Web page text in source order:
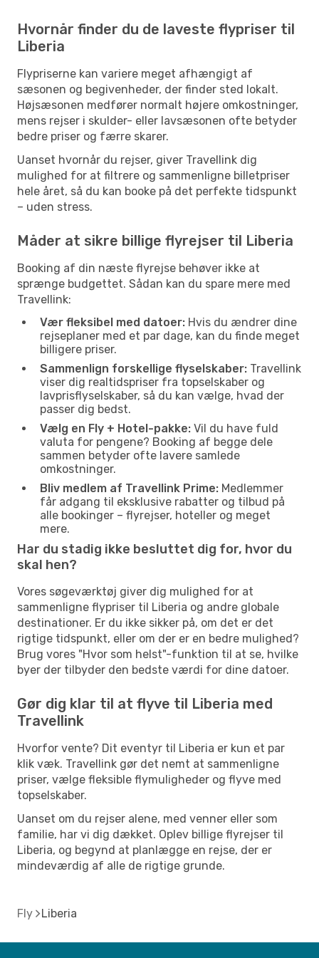
Hvornår finder du de laveste flypriser til
Liberia
Flypriserne kan variere meget afhængigt af
sæsonen og begivenheder, der finder sted lokalt.
Højsæsonen medfører normalt højere omkostninger,
mens rejser i skulder- eller lavsæsonen ofte betyder
bedre priser og færre skarer.
Uanset hvornår du rejser, giver Travellink dig
mulighed for at filtrere og sammenligne billetpriser
hele året, så du kan booke på det perfekte tidspunkt
– uden stress.
Måder at sikre billige flyrejser til Liberia
Booking af din næste flyrejse behøver ikke at
sprænge budgettet. Sådan kan du spare mere med
Travellink:
Vær fleksibel med datoer: Hvis du ændrer dine
rejseplaner med et par dage, kan du finde meget
billigere priser.
Sammenlign forskellige flyselskaber: Travellink
viser dig realtidspriser fra topselskaber og
lavprisflyselskaber, så du kan vælge, hvad der
passer dig bedst.
Vælg en Fly + Hotel-pakke: Vil du have fuld
valuta for pengene? Booking af begge dele
sammen betyder ofte lavere samlede
omkostninger.
Bliv medlem af Travellink Prime: Medlemmer
får adgang til eksklusive rabatter og tilbud på
alle bookinger – flyrejser, hoteller og meget
mere.
Har du stadig ikke besluttet dig for, hvor du
skal hen?
Vores søgeværktøj giver dig mulighed for at
sammenligne flypriser til Liberia og andre globale
destinationer. Er du ikke sikker på, om det er det
rigtige tidspunkt, eller om der er en bedre mulighed?
Brug vores "Hvor som helst"-funktion til at se, hvilke
byer der tilbyder den bedste værdi for dine datoer.
Gør dig klar til at flyve til Liberia med
Travellink
Hvorfor vente? Dit eventyr til Liberia er kun et par
klik væk. Travellink gør det nemt at sammenligne
priser, vælge fleksible flymuligheder og flyve med
topselskaber.
Uanset om du rejser alene, med venner eller som
familie, har vi dig dækket. Oplev billige flyrejser til
Liberia, og begynd at planlægge en rejse, der er
mindeværdig af alle de rigtige grunde.
Fly Liberia